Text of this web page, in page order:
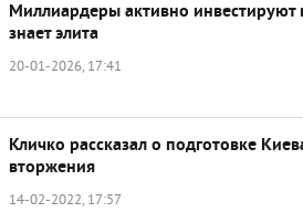
Миллиардеры активно
знает элита
20-01-2026, 17:41
Кличко рассказал о подготовке
вторжения
14-02-2022, 17:57